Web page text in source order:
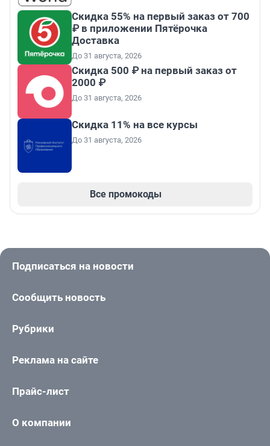
Скидка 55% на первый заказ от 700
₽ в приложении Пятёрочка
Доставка
До 31 августа, 2026
Скидка 500 ₽ на первый заказ от
2000 ₽
До 31 августа, 2026
Скидка 11% на все курсы
До 31 августа, 2026
Все промокоды
Подписаться на новости
Сообщить новость
Рубрики
Реклама на сайте
Прайс-лист
О компании